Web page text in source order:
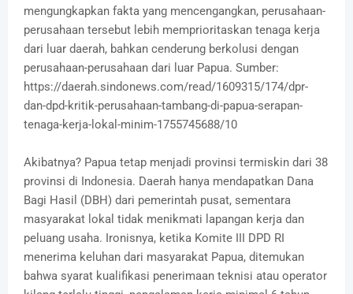
mengungkapkan fakta yang mencengangkan, perusahaan-
perusahaan tersebut lebih memprioritaskan tenaga kerja
dari luar daerah, bahkan cenderung berkolusi dengan
perusahaan-perusahaan dari luar Papua. Sumber:
https://daerah.sindonews.com/read/1609315/174/dpr-
dan-dpd-kritik-perusahaan-tambang-di-papua-serapan-
tenaga-kerja-lokal-minim-1755745688/10
Akibatnya? Papua tetap menjadi provinsi termiskin dari 38
provinsi di Indonesia. Daerah hanya mendapatkan Dana
Bagi Hasil (DBH) dari pemerintah pusat, sementara
masyarakat lokal tidak menikmati lapangan kerja dan
peluang usaha. Ironisnya, ketika Komite III DPD RI
menerima keluhan dari masyarakat Papua, ditemukan
bahwa syarat kualifikasi penerimaan teknisi atau operator